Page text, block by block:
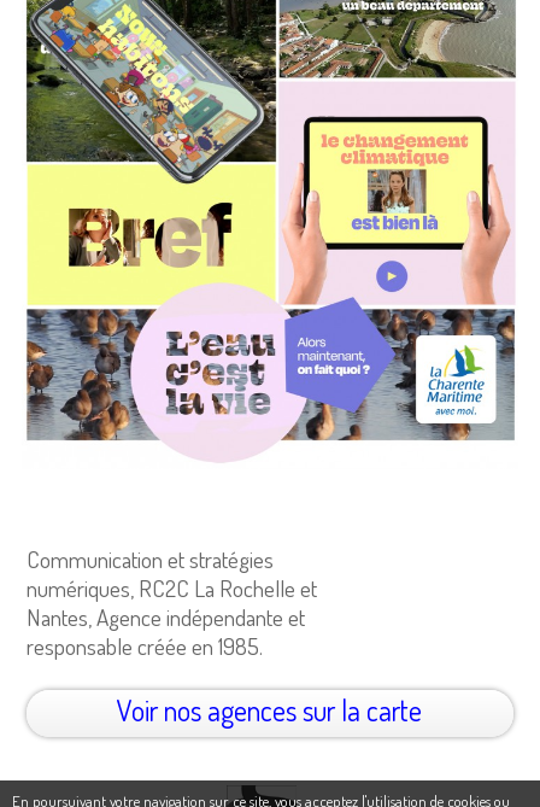
Communication et stratégies
numériques, RC2C La Rochelle et
Nantes, Agence indépendante et
responsable créée en 1985.
Voir nos agences sur la carte
En poursuivant votre navigation sur ce site, vous acceptez l'utilisation de cookies ou